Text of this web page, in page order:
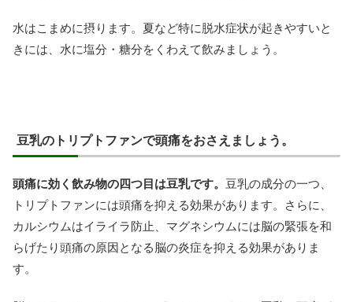
水はこまめに摂ります。夏など特に脱水症状が起きやすいと
きには、水に塩分・糖分をくわえて飲みましょう。
豆乳のトリプトファンで頭痛をおさえましょう。
頭痛に効く飲み物の四つ目は豆乳です。 豆乳の成分の一つ、
トリプトファンには頭痛を抑える効果があります。さらに、
カルシウムはイライラ防止、マグネシウムには脳の緊張を和
らげたり頭痛の原因となる脳の炎症を抑える効果がありま
す。